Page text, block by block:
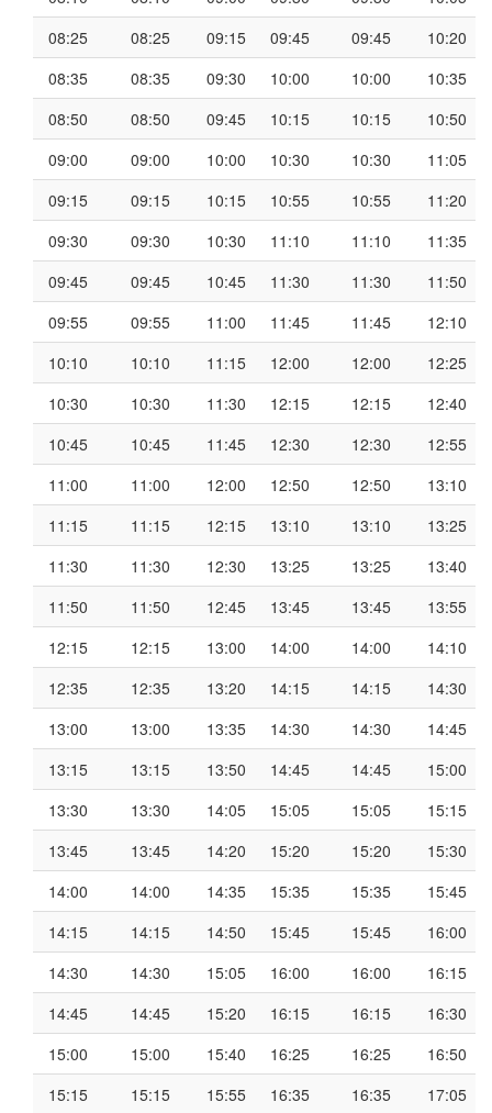
08:25
08:25 09:15 09:45 09:45
10:20
08:35
08:35 09:30 10:00 10:00
10:35
08:50
08:50 09:45 10:15 10:15
10:50
09:00
09:00 10:00 10:30 10:30
11:05
09:15
09:15 10:15 10:55 10:55
11:20
09:30
09:30 10:30 11:10 11:10
11:35
09:45
09:45 10:45 11:30 11:30
11:50
09:55
09:55 11:00 11:45 11:45
12:10
10:10
10:10 11:15 12:00 12:00
12:25
10:30
10:30 11:30 12:15 12:15
12:40
10:45
10:45 11:45 12:30 12:30
12:55
11:00
11:00 12:00 12:50 12:50
13:10
11:15
11:15 12:15 13:10 13:10
13:25
11:30
11:30 12:30 13:25 13:25
13:40
11:50
11:50 12:45 13:45 13:45
13:55
12:15
12:15 13:00 14:00 14:00
14:10
12:35
12:35 13:20 14:15 14:15
14:30
13:00
13:00 13:35 14:30 14:30
14:45
13:15
13:15 13:50 14:45 14:45
15:00
13:30
13:30 14:05 15:05 15:05
15:15
13:45
13:45 14:20 15:20 15:20
15:30
14:00
14:00 14:35 15:35 15:35
15:45
14:15
14:15 14:50 15:45 15:45
16:00
14:30
14:30 15:05 16:00 16:00
16:15
14:45
14:45 15:20 16:15 16:15
16:30
15:00
15:00 15:40 16:25 16:25
16:50
15:15
15:15 15:55 16:35 16:35
17:05